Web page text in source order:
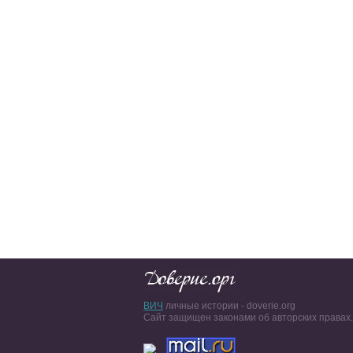
ВИЧ личные истории - doverie.org
Сайт защищен законами об авторских